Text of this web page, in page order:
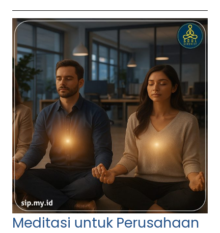
Meditasi untuk Perusahaan